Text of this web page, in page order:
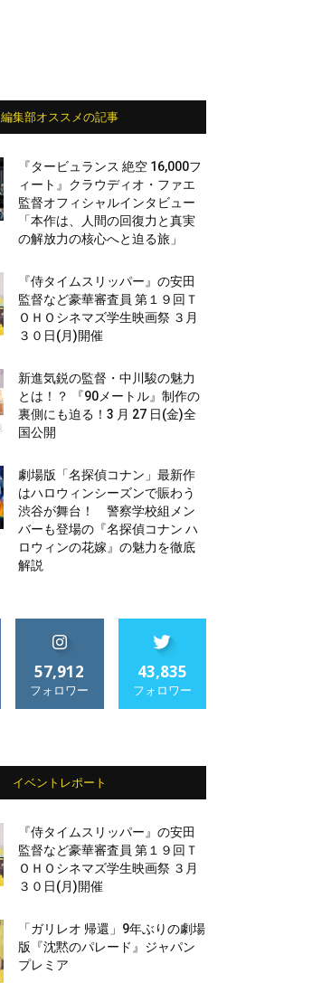
編集部オススメの記事
『タービュランス 絶空 16,000フ
ィート』クラウディオ・ファエ
監督オフィシャルインタビュー
「本作は、人間の回復力と真実
の解放力の核心へと迫る旅」
『侍タイムスリッパー』の安田
監督など豪華審査員 第１９回Ｔ
ＯＨＯシネマズ学生映画祭 ３月
３０日(月)開催
新進気鋭の監督・中川駿の魅力
とは！？ 『90メートル』制作の
裏側にも迫る！3 月 27 日(金)全
国公開
劇場版「名探偵コナン」最新作
はハロウィンシーズンで賑わう
渋谷が舞台！ 警察学校組メン
バーも登場の『名探偵コナン ハ
ロウィンの花嫁』の魅力を徹底
解説
57,912
フォロワー
43,835
フォロワー
イベントレポート
『侍タイムスリッパー』の安田
監督など豪華審査員 第１９回Ｔ
ＯＨＯシネマズ学生映画祭 ３月
３０日(月)開催
「ガリレオ 帰還」9年ぶりの劇場
版『沈黙のパレード』ジャパン
プレミア